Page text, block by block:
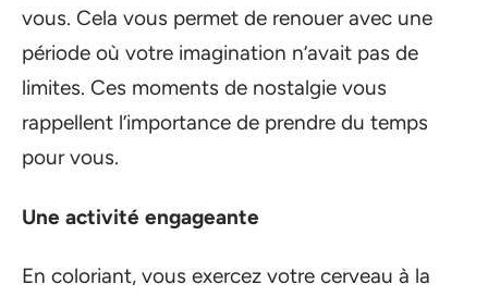
vous. Cela vous permet de renouer avec une
période où votre imagination n’avait pas de
limites. Ces moments de nostalgie vous
rappellent l’importance de prendre du temps
pour vous.
Une activité engageante
En coloriant, vous exercez votre cerveau à la